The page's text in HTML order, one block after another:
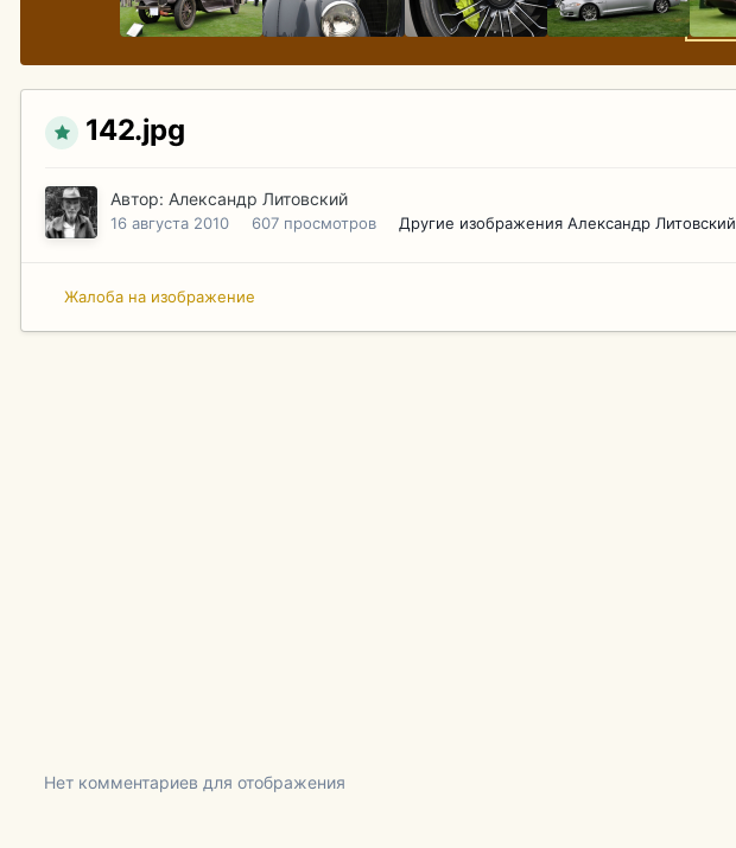
142.jpg
Автор: Александр Литовский
16 августа 2010 607 просмотров Другие изображения Александр Литовский
Жалоба на изображение
Нет комментариев для отображения